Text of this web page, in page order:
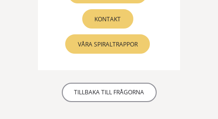
KONTAKT
VÅRA SPIRALTRAPPOR
TILLBAKA TILL FRÅGORNA